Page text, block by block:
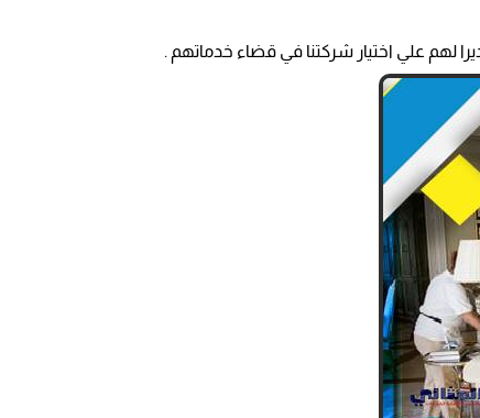
لهم علي اختيار شركتنا في قضاء خدماتهم .